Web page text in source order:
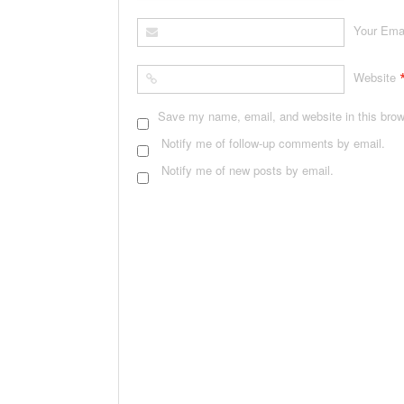
Your
Website
Save my name, email, and website in this
Notify me of follow-up comments by email.
Notify me of new posts by email.